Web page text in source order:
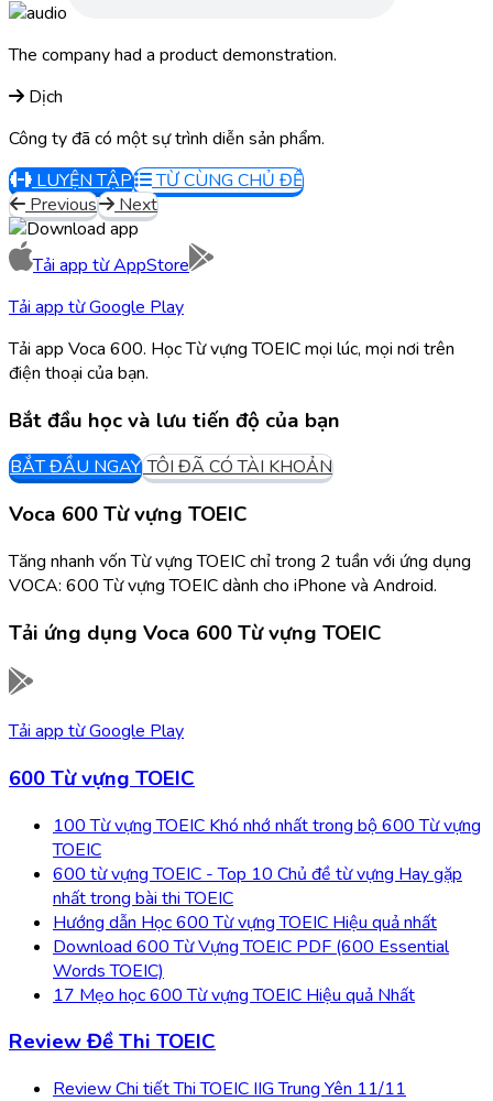
The company had a product demonstration.
Dịch
Công ty đã có một sự trình diễn sản phẩm.
LUYỆN TẬP
TỪ CÙNG CHỦ ĐỀ
Previous
Next
Tải app từAppStore
Tải app từGoogle Play
Tải app Voca 600. Học Từ vựng TOEIC mọi lúc, mọi nơi trên
điện thoại của bạn.
Bắt đầu học và lưu tiến độ của bạn
BẮT ĐẦU NGAY TÔI ĐÃ CÓ TÀI KHOẢN
Voca 600 Từ vựng TOEIC
Tăng nhanh vốn Từ vựng TOEIC chỉ trong 2 tuần với ứng dụng
VOCA: 600 Từ vựng TOEIC dành cho iPhone và Android.
Tải ứng dụng Voca 600 Từ vựng TOEIC
Tải app từGoogle Play
600 Từ vựng TOEIC
100 Từ vựng TOEIC Khó nhớ nhất trong bộ 600 Từ vựng
TOEIC
600 từ vựng TOEIC - Top 10 Chủ đề từ vựng Hay gặp
nhất trong bài thi TOEIC
Hướng dẫn Học 600 Từ vựng TOEIC Hiệu quả nhất
Download 600 Từ Vựng TOEIC PDF (600 Essential
Words TOEIC)
17 Mẹo học 600 Từ vựng TOEIC Hiệu quả Nhất
Review Đề Thi TOEIC
Review Chi tiết Thi TOEIC IIG Trung Yên 11/11